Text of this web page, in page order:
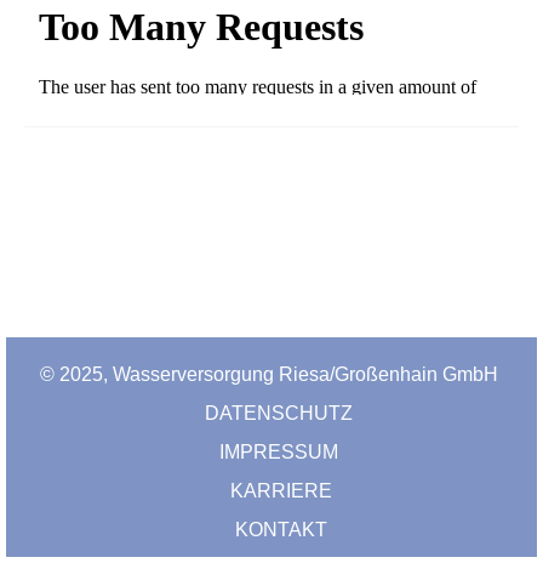
© 2025, Wasserversorgung Riesa/Großenhain GmbH
DATENSCHUTZ
IMPRESSUM
KARRIERE
KONTAKT